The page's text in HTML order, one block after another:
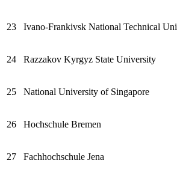
23 Ivano‑Frankivsk National Technical
24 Razzakov Kyrgyz State University
25 National University of Singapore
26 Hochschule Bremen
27 Fachhochschule Jena